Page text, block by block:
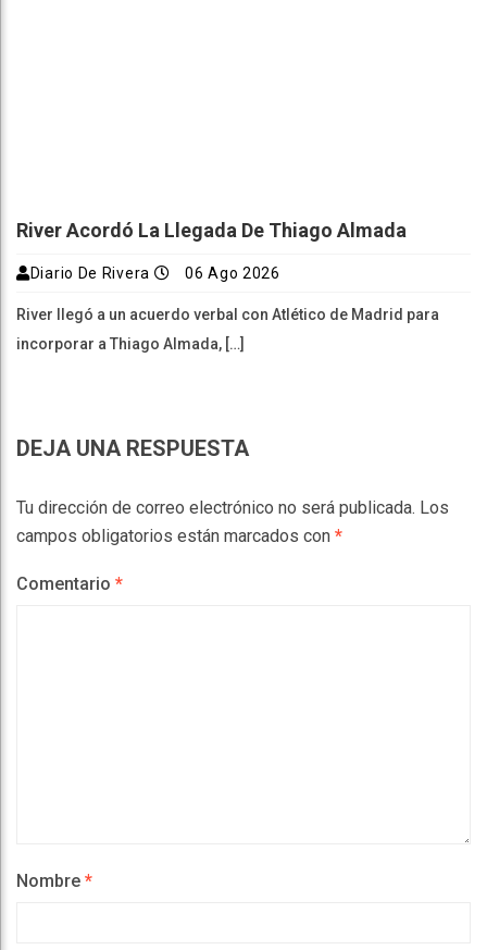
River Acordó La Llegada De Thiago Almada
Diario De Rivera 06 Ago 2026
River llegó a un acuerdo verbal con Atlético de Madrid para
incorporar a Thiago Almada, […]
DEJA UNA RESPUESTA
Tu dirección de correo electrónico no será publicada. Los
campos obligatorios están marcados con *
Comentario *
Nombre *